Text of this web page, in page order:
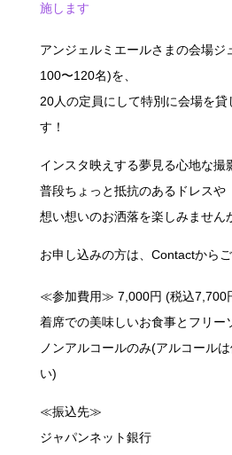
施します
アンジェルミエールさまの会場ジ
100〜120名)を、
20人の定員にして特別に会場を貸
す！
インスタ映えする夢見る心地な撮
普段ちょっと抵抗のあるドレスや
想い想いのお洒落を楽しみません
お申し込みの方は、Contactから
≪参加費用≫ 7,000円 (税込7,700
着席での美味しいお食事とフリー
ノンアルコールのみ(アルコール
い)
≪振込先≫
ジャパンネット銀行